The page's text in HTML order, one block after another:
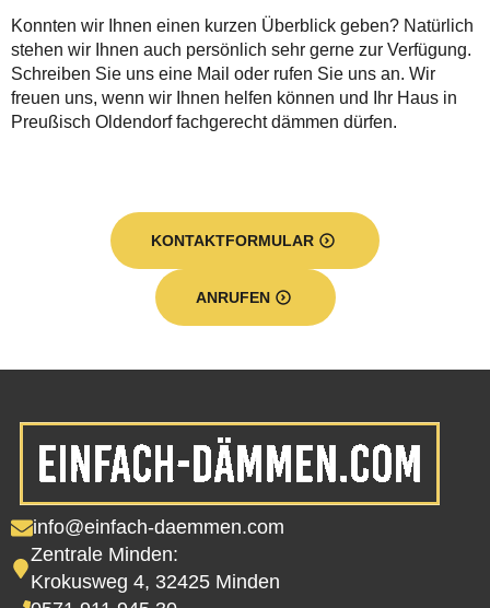
Konnten wir Ihnen einen kurzen Überblick geben? Natürlich
stehen wir Ihnen auch persönlich sehr gerne zur Verfügung.
Schreiben Sie uns eine Mail oder rufen Sie uns an. Wir
freuen uns, wenn wir Ihnen helfen können und Ihr Haus in
Preußisch Oldendorf fachgerecht dämmen dürfen.
KONTAKTFORMULAR
ANRUFEN
info@einfach-daemmen.com
Zentrale Minden:
Krokusweg 4, 32425 Minden